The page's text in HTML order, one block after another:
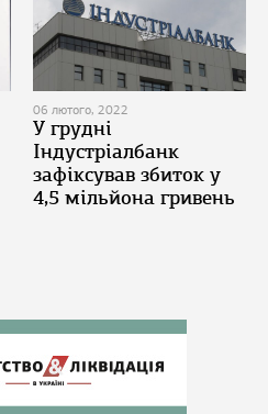
06 лютого, 2022
У грудні
Індустріалбанк
зафіксував збиток у
4,5 мільйона гривень